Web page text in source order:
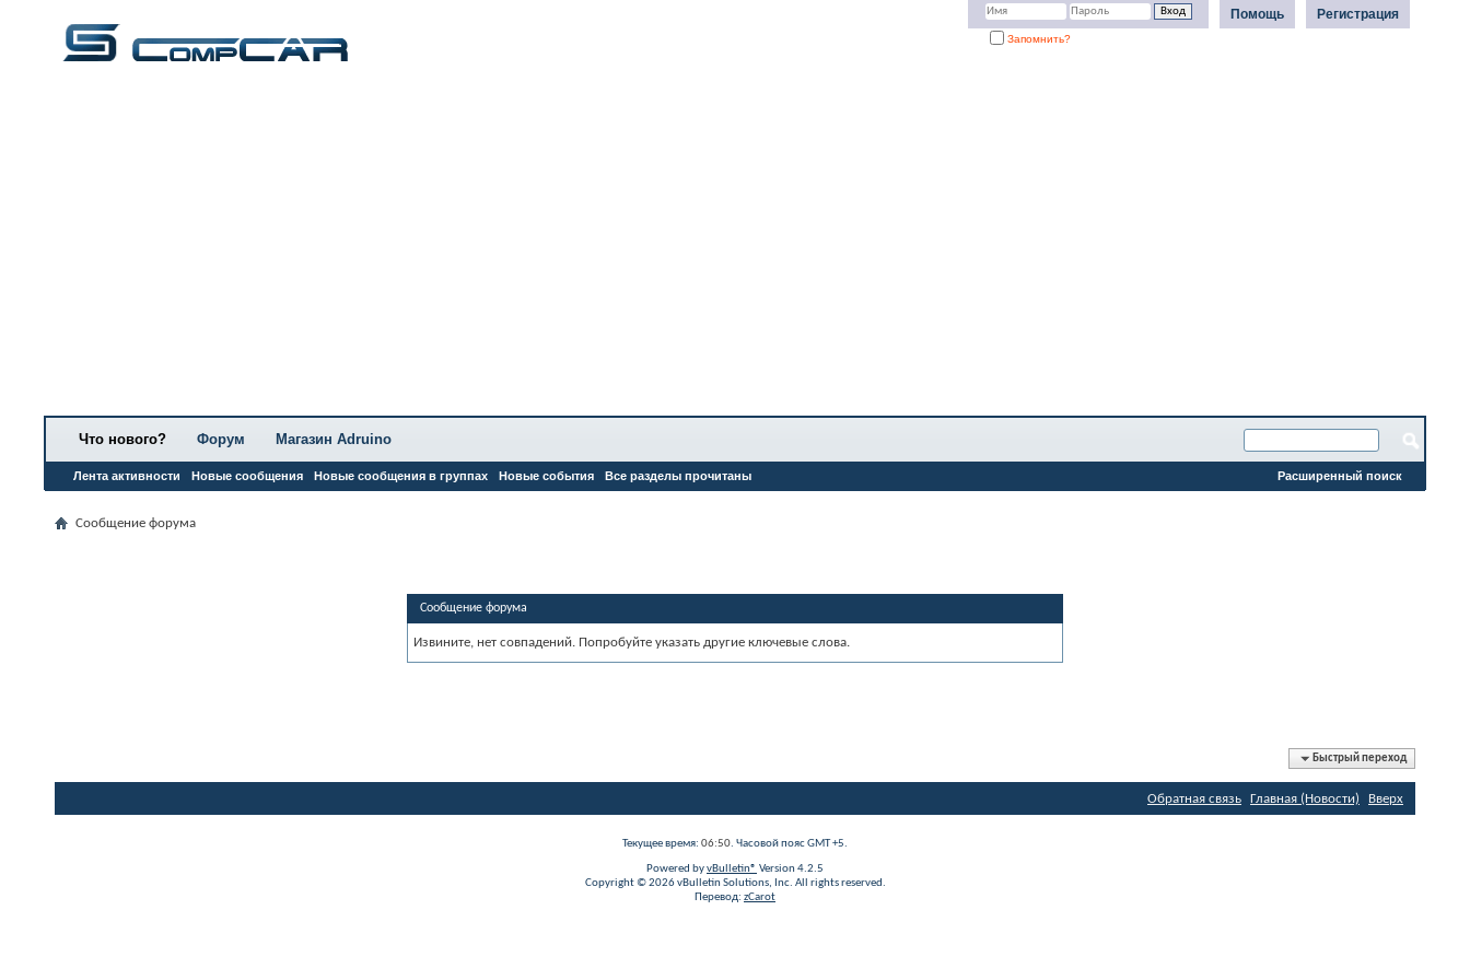
Регистрация
Помощь
Запомнить?
Что нового?
Лента активности Новые сообщения Новые сообщения в группах Новые события Все разделы прочитаны
Форум Магазин Adruino
Расширенный поиск
Сообщение форума
Сообщение форума
Извините, нет совпадений. Попробуйте указать другие ключевые слова.
Быстрый переход
Обратная связь Главная (Новости) Вверх
Текущее время: 06:50. Часовой пояс GMT +5.
Powered byvBulletin® Version 4.2.5
Copyright © 2026 vBulletin Solutions, Inc. All rights reserved.
Перевод: zCarot